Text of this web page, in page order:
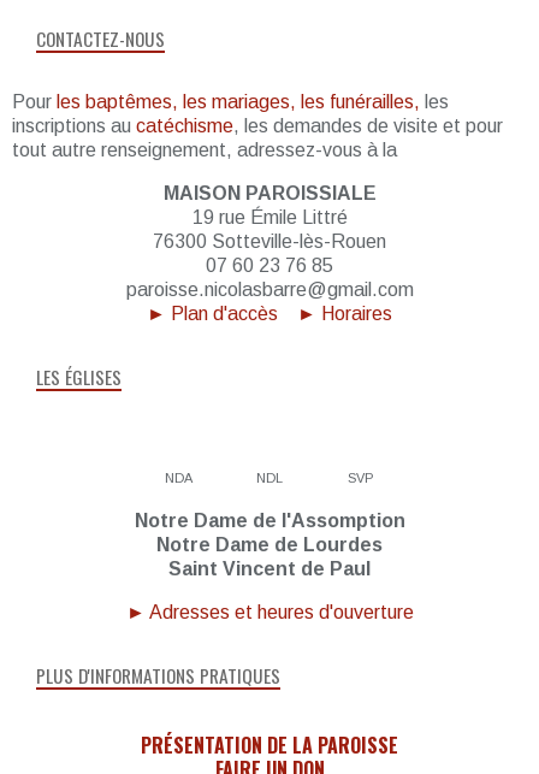
CONTACTEZ-NOUS
Pour les baptêmes, les mariages, les funérailles, les
inscriptions au catéchisme, les demandes de visite et pour
tout autre renseignement, adressez-vous à la
MAISON PAROISSIALE
19 rue Émile Littré
76300 Sotteville-lès-Rouen
07 60 23 76 85
paroisse.nicolasbarre@gmail.com
► Plan d'accès
► Horaires
LES ÉGLISES
NDA NDL SVP
Notre Dame de l'Assomption
Notre Dame de Lourdes
Saint Vincent de Paul
► Adresses et heures d'ouverture
PLUS D'INFORMATIONS PRATIQUES
PRÉSENTATION DE LA PAROISSE